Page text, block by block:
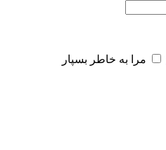
مرا به خاطر بسپار